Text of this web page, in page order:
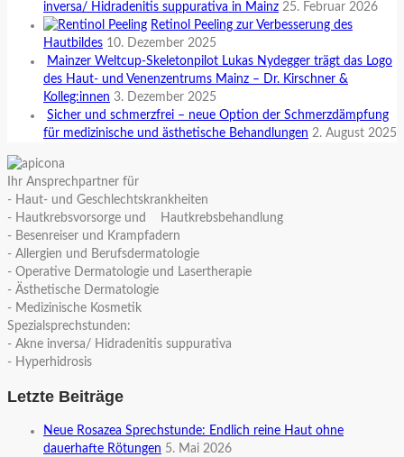
inversa/ Hidradenitis suppurativa in Mainz 25. Februar 2026
Retinol Peeling zur Verbesserung des
Hautbildes 10. Dezember 2025
Mainzer Weltcup-Skeletonpilot Lukas Nydegger trägt das Logo
des Haut- und Venenzentrums Mainz – Dr. Kirschner &
Kolleg:innen 3. Dezember 2025
Sicher und schmerzfrei – neue Option der Schmerzdämpfung
für medizinische und ästhetische Behandlungen 2. August 2025
Ihr Ansprechpartner für
- Haut- und Geschlechtskrankheiten
- Hautkrebsvorsorge und Hautkrebsbehandlung
- Besenreiser und Krampfadern
- Allergien und Berufsdermatologie
- Operative Dermatologie und Lasertherapie
- Ästhetische Dermatologie
- Medizinische Kosmetik
Spezialsprechstunden:
- Akne inversa/ Hidradenitis suppurativa
- Hyperhidrosis
Letzte Beiträge
Neue Rosazea Sprechstunde: Endlich reine Haut ohne
dauerhafte Rötungen 5. Mai 2026